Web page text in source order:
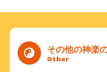
その他の神楽
Other